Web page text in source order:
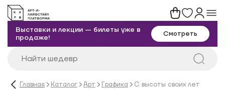
Выставки и лекции — билеты уже в
продаже!
Смотреть
Главная Каталог Арт Графика С высоты своих лет